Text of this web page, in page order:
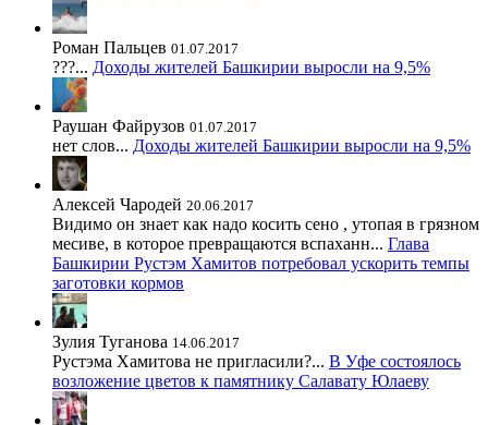
Роман Пальцев 01.07.2017
???... Доходы жителей Башкирии выросли на 9,5%
Раушан Файрузов 01.07.2017
нет слов... Доходы жителей Башкирии выросли на 9,5%
Алексей Чародей 20.06.2017
Видимо он знает как надо косить сено , утопая в грязном
месиве, в которое превращаются вспаханн... Глава
Башкирии Рустэм Хамитов потребовал ускорить темпы
заготовки кормов
Зулия Туганова 14.06.2017
Рустэма Хамитова не пригласили?... В Уфе состоялось
возложение цветов к памятнику Салавату Юлаеву